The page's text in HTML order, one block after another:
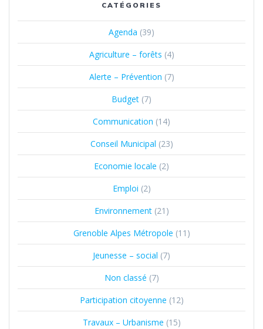
CATÉGORIES
Agenda (39)
Agriculture – forêts (4)
Alerte – Prévention (7)
Budget (7)
Communication (14)
Conseil Municipal (23)
Economie locale (2)
Emploi (2)
Environnement(21)
Grenoble Alpes Métropole (11)
Jeunesse – social (7)
Non classé (7)
Participation citoyenne (12)
Travaux – Urbanisme (15)